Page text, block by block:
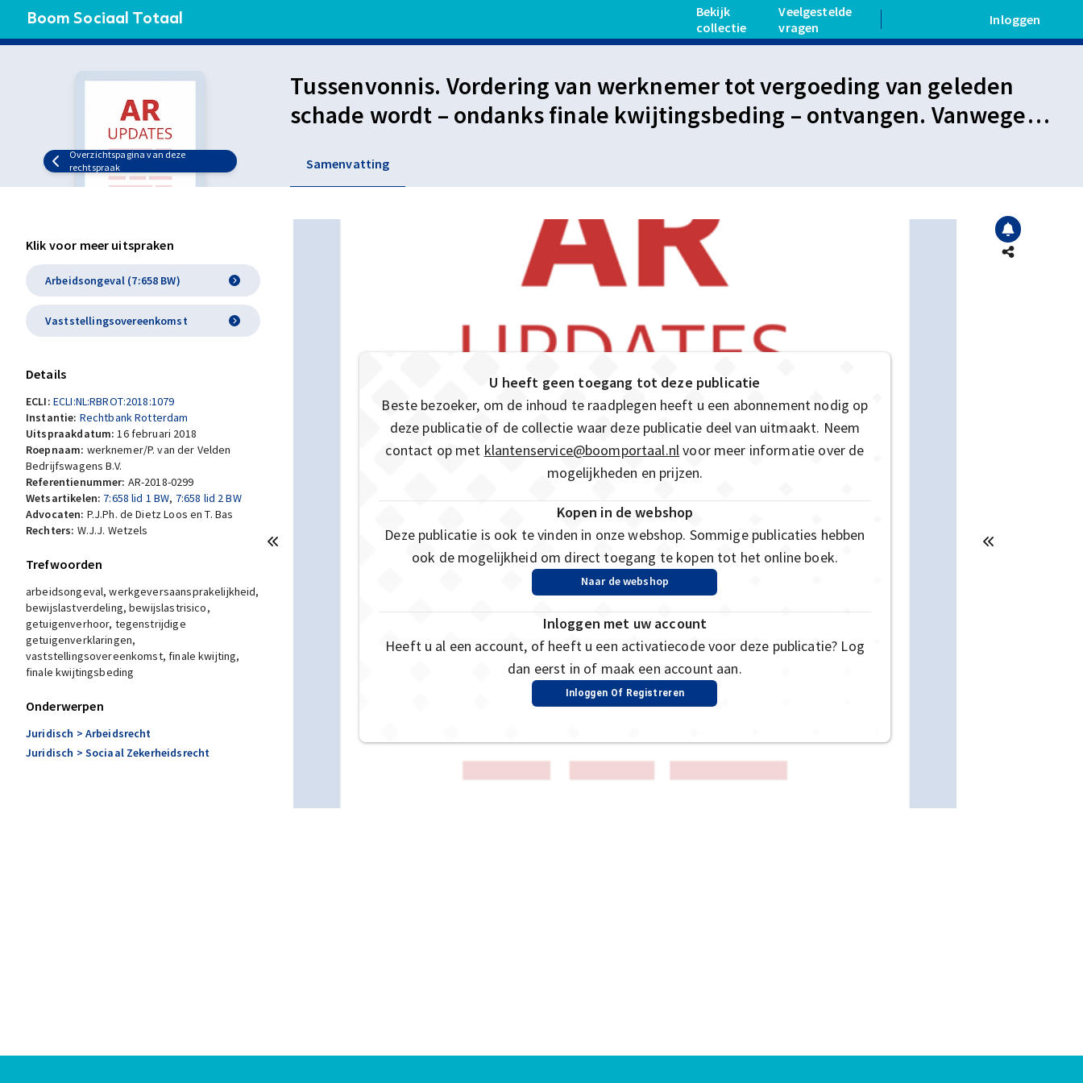
Boom Sociaal Totaal
Bekijk
collectie
Veelgestelde
vragen
Inloggen
Overzichtspagina van deze
rechtspraak
Tussenvonnis. Vordering van werknemer tot vergoeding van geleden
schade wordt – ondanks finale kwijtingsbeding – ontvangen. Vanwege
bij bedrijfsongeval niet komen vast te staan.
Samenvatting
Klik voor meer uitspraken
Arbeidsongeval (7:658 BW)
Vaststellingsovereenkomst
Details
ECLI: ECLI:NL:RBROT:2018:1079
Instantie: Rechtbank Rotterdam
Uitspraakdatum:16 februari 2018
Roepnaam: werknemer/P. van der Velden
Bedrijfswagens B.V.
Referentienummer: AR-2018-0299
Wetsartikelen: 7:658 lid 1 BW, 7:658 lid 2 BW
Advocaten: P.J.Ph. de Dietz Loos en T. Bas
Rechters: W.J.J. Wetzels
Trefwoorden
arbeidsongeval, werkgeversaansprakelijkheid,
bewijslastverdeling, bewijslastrisico,
getuigenverhoor, tegenstrijdige
getuigenverklaringen,
vaststellingsovereenkomst, finale kwijting,
finale kwijtingsbeding
Onderwerpen
Juridisch > Arbeidsrecht
Juridisch > Sociaal Zekerheidsrecht
U heeft geen toegang tot deze publicatie
Beste bezoeker, om de inhoud te raadplegen heeft u een abonnement nodig op
deze publicatie of de collectie waar deze publicatie deel van uitmaakt. Neem
contact op met klantenservice@boomportaal.nl voor meer informatie over de
mogelijkheden en prijzen.
Kopen in de webshop
Deze publicatie is ook te vinden in onze webshop. Sommige publicaties hebben
ook de mogelijkheid om direct toegang te kopen tot het online boek.
Naar de webshop
Inloggen met uw account
Heeft u al een account, of heeft u een activatiecode voor deze publicatie? Log
dan eerst in of maak een account aan.
Inloggen Of Registreren